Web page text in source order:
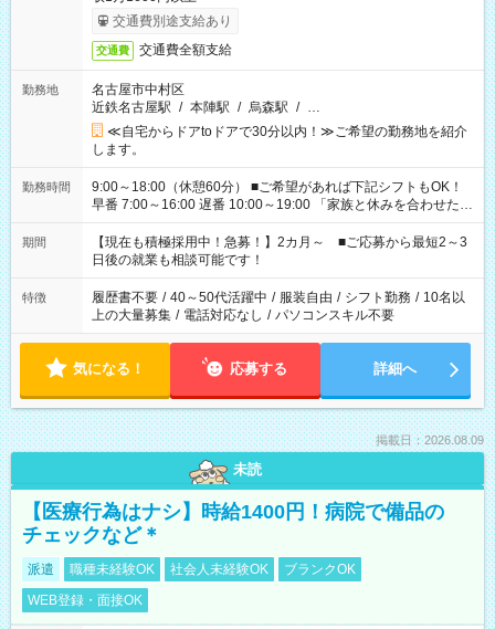
交通費別途支給あり
交通費 交通費全額支給
勤務地
名古屋市中村区
近鉄名古屋駅 / 本陣駅 / 烏森駅 / …
≪自宅からドアtoドアで30分以内！≫ご希望の勤務地を紹介
します。
勤務時間
9:00～18:00（休憩60分） ■ご希望があれば下記シフトもOK！
早番 7:00～16:00 遅番 10:00～19:00 「家族と休みを合わせた
い」 「余裕を持って夕飯の準備がしたい」 「できれば残業はし
たくない」 など、ご希望を教えてくださいね。 ※Wワーク希望
の方へ 今ご覧のお仕事で希望する勤務時間と、もう1つのお仕事
の勤務時間。 合計で週40時間を超える場合は応募できません。
期間
【現在も積極採用中！急募！】2カ月～ ■ご応募から最短2～3
日後の就業も相談可能です！
特徴 履歴書不要 / 40～50代活躍中 / 服装自由 / シフト勤務 / 10名以
上の大量募集 / 電話対応なし / パソコンスキル不要
気になる！ 応募する 詳細へ
掲載日：2026.08.09
未読
【医療行為はナシ】時給1400円！病院で備品の
チェックなど＊
派遣 職種未経験OK 社会人未経験OK
ブランクOK
WEB登録・面接OK